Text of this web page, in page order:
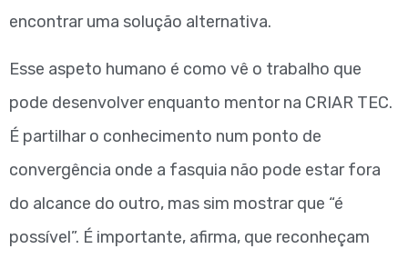
encontrar uma solução alternativa.
Esse aspeto humano é como vê o trabalho que
pode desenvolver enquanto mentor na CRIAR TEC.
É partilhar o conhecimento num ponto de
convergência onde a fasquia não pode estar fora
do alcance do outro, mas sim mostrar que “é
possível”. É importante, afirma, que reconheçam